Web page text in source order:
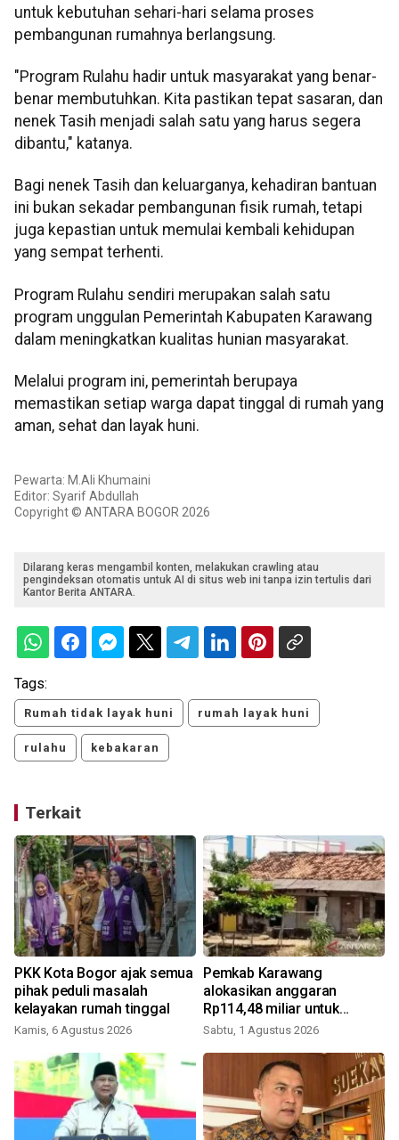
untuk kebutuhan sehari-hari selama proses
pembangunan rumahnya berlangsung.
"Program Rulahu hadir untuk masyarakat yang benar-
benar membutuhkan. Kita pastikan tepat sasaran, dan
nenek Tasih menjadi salah satu yang harus segera
dibantu," katanya.
Bagi nenek Tasih dan keluarganya, kehadiran bantuan
ini bukan sekadar pembangunan fisik rumah, tetapi
juga kepastian untuk memulai kembali kehidupan
yang sempat terhenti.
Program Rulahu sendiri merupakan salah satu
program unggulan Pemerintah Kabupaten Karawang
dalam meningkatkan kualitas hunian masyarakat.
Melalui program ini, pemerintah berupaya
memastikan setiap warga dapat tinggal di rumah yang
aman, sehat dan layak huni.
Pewarta: M.Ali Khumaini
Editor: Syarif Abdullah
Copyright © ANTARA BOGOR 2026
Dilarang keras mengambil konten, melakukan crawling atau
pengindeksan otomatis untuk AI di situs web ini tanpa izin tertulis dari
Kantor Berita ANTARA.
Tags:
Rumah tidak layak huni rumah layak huni
rulahu kebakaran
Terkait
PKK Kota Bogor ajak semua
pihak peduli masalah
kelayakan rumah tinggal
Kamis, 6 Agustus 2026
Pemkab Karawang
alokasikan anggaran
Rp114,48 miliar untuk
tangani RTLH
Sabtu, 1 Agustus 2026